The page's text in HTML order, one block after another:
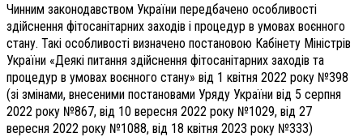
Чинним законодавством України передбачено особливості
здійснення фітосанітарних заходів і процедур в умовах воєнного
стану. Такі особливості визначено постановою Кабінету Міністрів
України «Деякі питання здійснення фітосанітарних заходів та
процедур в умовах воєнного стану» від 1 квітня 2022 року №398
(зі змінами, внесеними постановами Уряду України від 5 серпня
2022 року №867, від 10 вересня 2022 року №1029, від 27
вересня 2022 року №1088, від 18 квітня 2023 року №333)